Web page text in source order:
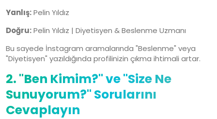
Yanlış:Pelin Yıldız
Doğru:Pelin Yıldız | Diyetisyen & Beslenme Uzmanı
Bu sayede İnstagram aramalarında "Beslenme" veya
"Diyetisyen" yazıldığında profilinizin çıkma ihtimali artar.
2. "Ben Kimim?" ve "Size Ne
Sunuyorum?" Sorularını
Cevaplayın